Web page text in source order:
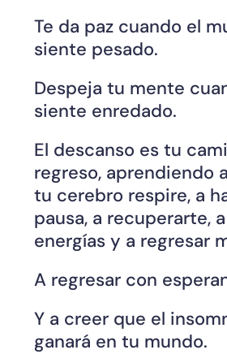
Te da paz cuando el
siente pesado.
Despeja tu mente
siente enredado.
El descanso es tu
regreso, aprendiendo
tu cerebro respire, a
pausa, a recuperarte,
energías y a regresar
A regresar con
Y a creer que el
ganará en tu mundo.